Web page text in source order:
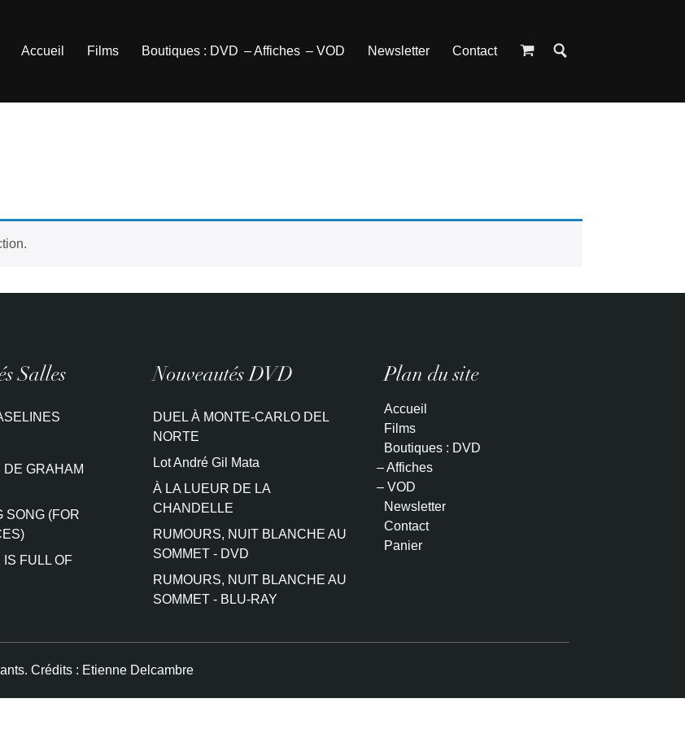
Accueil Films Boutiques : DVD – Affiches – VOD Newsletter Contact
Salles
DE GRAHAM
SONG (FOR
FULL OF
Nouveautés DVD
DUEL À MONTE-CARLO DEL
NORTE
Lot André Gil Mata
À LA LUEUR DE LA
CHANDELLE
RUMOURS, NUIT BLANCHE AU
SOMMET - DVD
RUMOURS, NUIT BLANCHE AU
SOMMET - BLU-RAY
Plan du site
Accueil
Films
Boutiques : DVD
– Affiches
– VOD
Newsletter
Contact
Panier
Crédits : Etienne Delcambre